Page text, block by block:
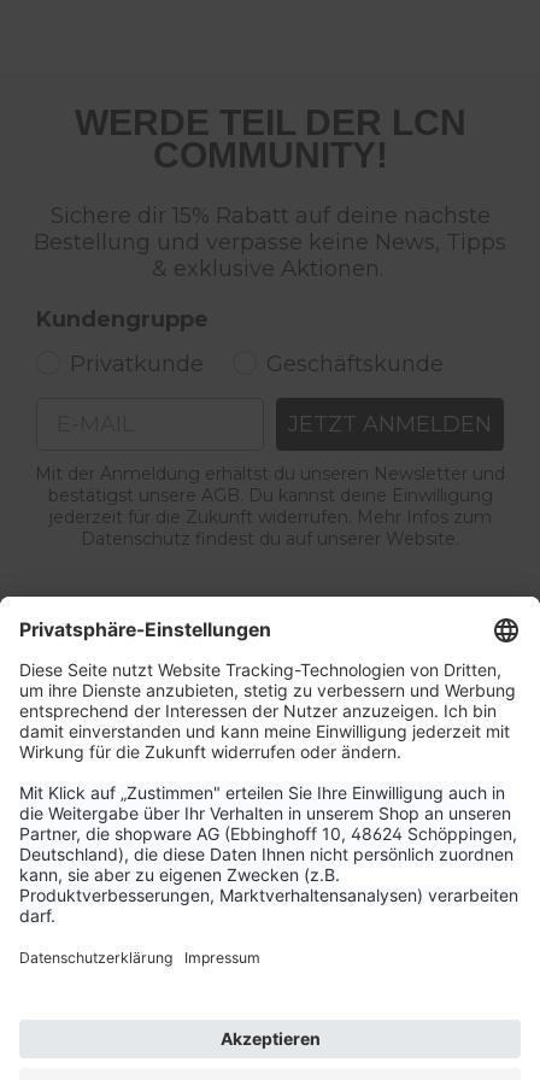
WERDE TEIL DER LCN
COMMUNITY!
Sichere dir 15% Rabatt auf deine nächste
Bestellung und verpasse keine News, Tipps
& exklusive Aktionen.
Kundengruppe
Privatkunde
Geschäftskunde
JETZT ANMELDEN
Mit der Anmeldung erhältst du unseren Newsletter und
bestätigst unsere AGB. Du kannst deine Einwilligung
jederzeit für die Zukunft widerrufen. Mehr Infos zum
Datenschutz findest du auf unserer Website.
Unternehmen
Aktuelle Themen